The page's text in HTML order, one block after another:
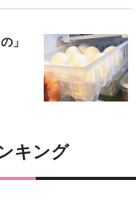
」
キング